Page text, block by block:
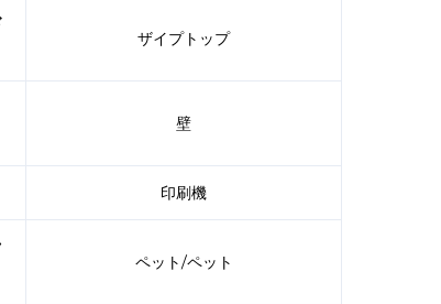
ザイプトップ
壁
印刷機
ペット/ペット